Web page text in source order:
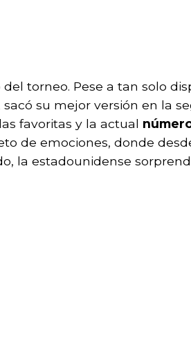
torneo. Pese a tan solo
su mejor versión en la
favoritas y la actual
de emociones, donde
la estadounidense